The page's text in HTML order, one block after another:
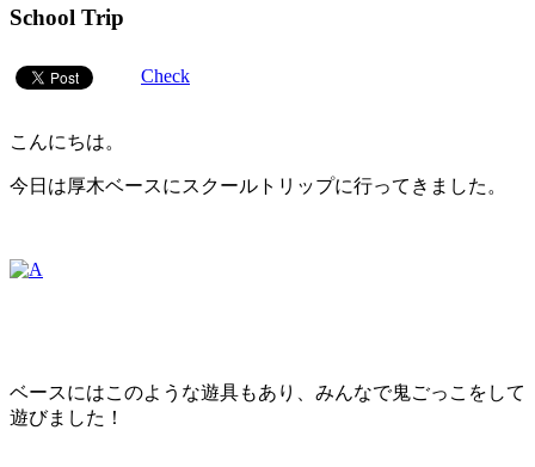
School Trip
Check
こんにちは。
今日は厚木ベースにスクールトリップに行ってきました。
ベースにはこのような遊具もあり、みんなで鬼ごっこをして
遊びました！